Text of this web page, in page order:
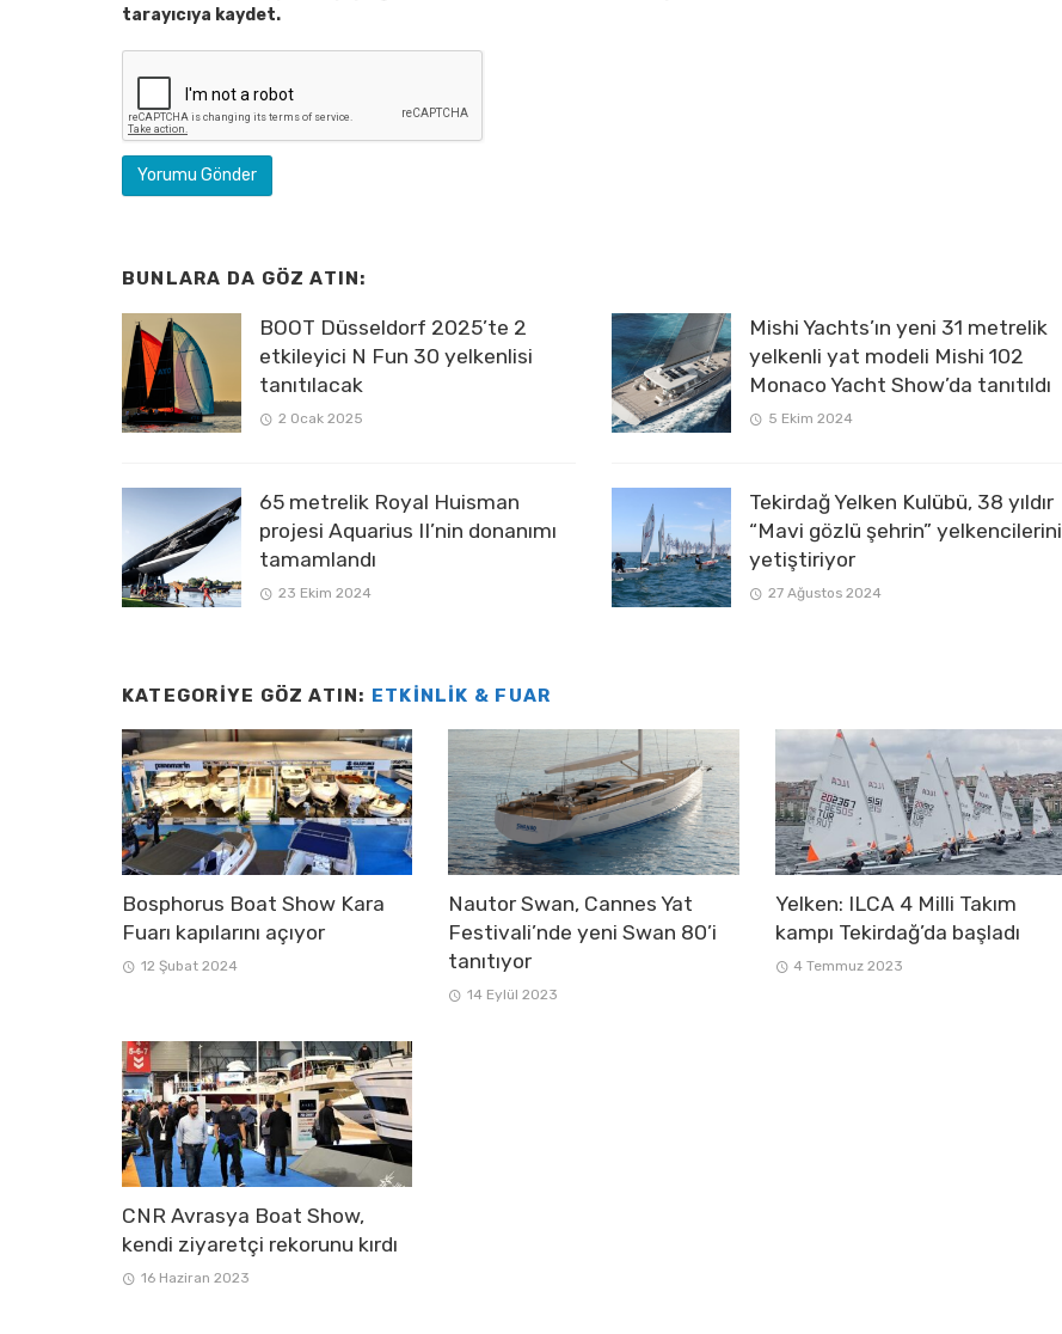
tarayıcıya kaydet.
BUNLARA DA GÖZ ATIN:
BOOT Düsseldorf 2025’te 2
etkileyici N Fun 30 yelkenlisi
tanıtılacak
2 Ocak 2025
65 metrelik Royal Huisman
projesi Aquarius II’nin donanımı
tamamlandı
23 Ekim 2024
Mishi Yachts’ın yeni 31 metrelik
yelkenli yat modeli Mishi 102
Monaco Yacht Show’da tanıtıldı
5 Ekim 2024
Tekirdağ Yelken Kulübü, 38 yıldır
“Mavi gözlü şehrin” yelkencilerini
yetiştiriyor
27 Ağustos 2024
KATEGORIYE GÖZ ATIN: ETKINLIK & FUAR
Bosphorus Boat Show Kara
Fuarı kapılarını açıyor
12 Şubat 2024
Nautor Swan, Cannes Yat
Festivali’nde yeni Swan 80’i
tanıtıyor
14 Eylül 2023
Yelken: ILCA 4 Milli Takım
kampı Tekirdağ’da başladı
4 Temmuz 2023
CNR Avrasya Boat Show,
kendi ziyaretçi rekorunu kırdı
16 Haziran 2023